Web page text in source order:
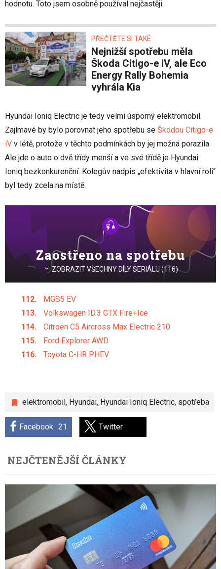
hodnotu. Toto jsem osobně používal nejčastěji.
PŘEČTĚTE SI TAKÉ
Nejnižší spotřebu měla
Škoda Citigo-e iV, ale Eco
Energy Rally Bohemia
vyhrála Kia
Hyundai Ioniq Electric je tedy velmi úsporný elektromobil.
Zajímavé by bylo porovnat jeho spotřebu se Škodou Citigo-e
iV v létě, protože v těchto podmínkách by jej možná porazila.
Ale jde o auto o dvě třídy menší a ve své třídě je Hyundai
Ioniq bezkonkurenční. Kolegův nadpis „efektivita v hlavní roli“
byl tedy zcela na místě.
Zaostřeno na spotřebu
ZOBRAZIT VŠECHNY DÍLY SERIÁLU (116)
MGS5 EV
Volkswagen ID.3 GTX Fire+Ice
Citroën C5 Aircross Max Electric 210
Ford Explorer AWD
Toyota C-HR PHEV
elektromobil, Hyundai, Hyundai Ioniq Electric, spotřeba
Facebook 21 Twitter
NEJČTENĚJŠÍ ČLÁNKY